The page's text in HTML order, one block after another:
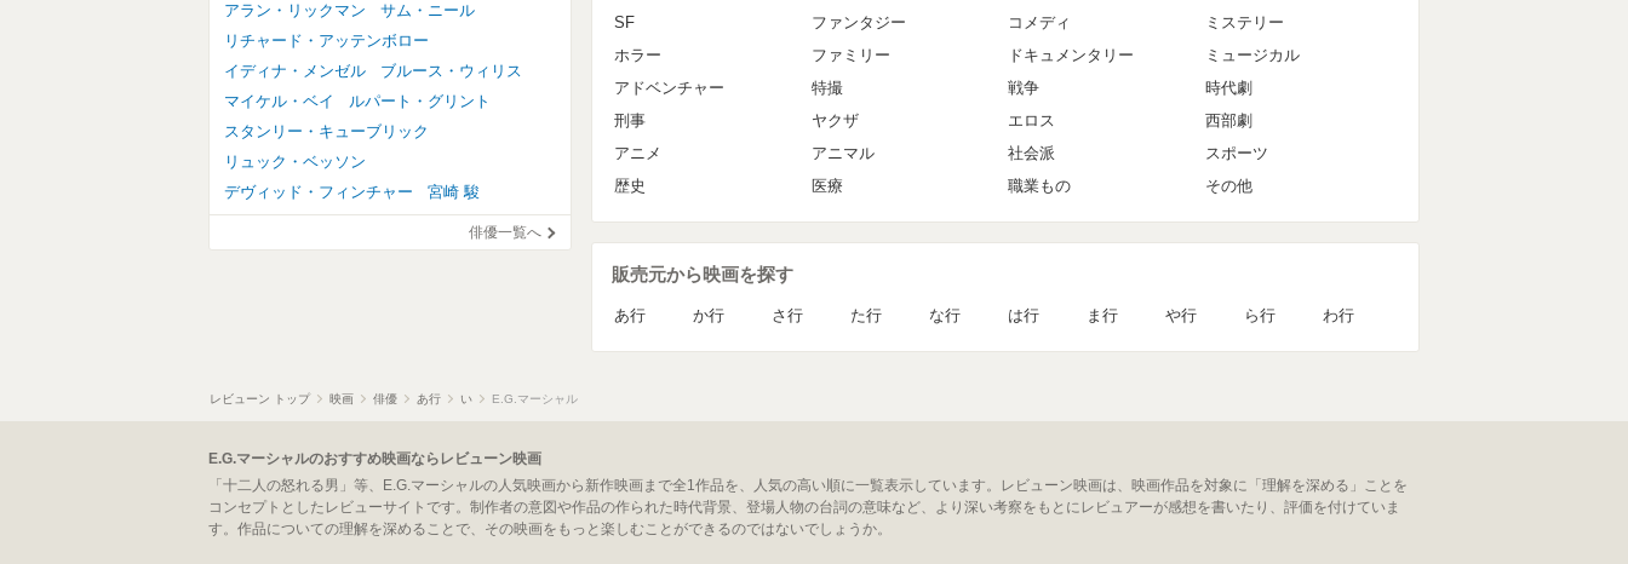
SF
ファンタジー コメディ
ミステリー
ホラー
ファミリー ドキュメンタリー
ミュージカル
アドベンチャー
特撮 戦争
時代劇
刑事
ヤクザ エロス
西部劇
アニメ
アニマル 社会派
スポーツ
歴史
医療 職業もの その他
販売元から映画を探す
あ行 か行 さ行 た行 な行 は行 ま行 や行 ら行 わ行
アラン・リックマン
サム・ニール
リチャード・アッテンボロー
イディナ・メンゼル
ブルース・ウィリス
マイケル・ベイ
ルパート・グリント
スタンリー・キューブリック
リュック・ベッソン
デヴィッド・フィンチャー
宮崎 駿
俳優一覧へ
レビューン トップ 映画 俳優 あ行 い E.G.マーシャル
E.G.マーシャルのおすすめ映画ならレビューン映画
「十二人の怒れる男」等、E.G.マーシャルの人気映画から新作映画まで全1作品を、人気の高い順に一覧表示しています。レビューン映画は、映画作品を対象に「理解を深める」ことを
コンセプトとしたレビューサイトです。制作者の意図や作品の作られた時代背景、登場人物の台詞の意味など、より深い考察をもとにレビュアーが感想を書いたり、評価を付けていま
す。作品についての理解を深めることで、その映画をもっと楽しむことができるのではないでしょうか。